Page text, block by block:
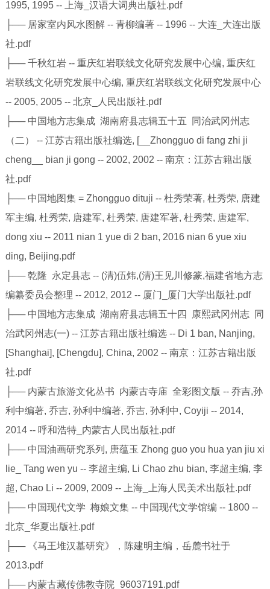
1995, 1995 -- 上海_汉语大词典出版社.pdf
├── 居家室内风水图解 -- 青柳编著 -- 1996 -- 大连_大连出版
社.pdf
├── 千秋红岩 -- 重庆红岩联线文化研究发展中心编, 重庆红
岩联线文化研究发展中心编, 重庆红岩联线文化研究发展中心
-- 2005, 2005 -- 北京_人民出版社.pdf
├── 中国地方志集成 湖南府县志辑五十五 同治武冈州志
（二） -- 江苏古籍出版社编选, [__Zhongguo di fang zhi ji
cheng__ bian ji gong -- 2002, 2002 -- 南京：江苏古籍出版
社.pdf
├── 中国地图集 = Zhongguo dituji -- 杜秀荣著, 杜秀荣, 唐建
军主编, 杜秀荣, 唐建军, 杜秀荣, 唐建军著, 杜秀荣, 唐建军,
dong xiu -- 2011 nian 1 yue di 2 ban, 2016 nian 6 yue xiu
ding, Beijing.pdf
├── 乾隆 永定县志 -- (清)伍炜,(清)王见川修篆,福建省地方志
编纂委员会整理 -- 2012, 2012 -- 厦门_厦门大学出版社.pdf
├── 中国地方志集成 湖南府县志辑五十四 康熙武冈州志 同
治武冈州志(一) -- 江苏古籍出版社编选 -- Di 1 ban, Nanjing,
[Shanghai], [Chengdu], China, 2002 -- 南京：江苏古籍出版
社.pdf
├── 内蒙古旅游文化丛书 内蒙古寺庙 全彩图文版 -- 乔吉,孙
利中编著, 乔吉, 孙利中编著, 乔吉, 孙利中, Coyiji -- 2014,
2014 -- 呼和浩特_内蒙古人民出版社.pdf
├── 中国油画研究系列, 唐蕴玉 Zhong guo you hua yan jiu xi
lie_ Tang wen yu -- 李超主编, Li Chao zhu bian, 李超主编, 李
超, Chao Li -- 2009, 2009 -- 上海_上海人民美术出版社.pdf
├── 中国现代文学 梅娘文集 -- 中国现代文学馆编 -- 1800 --
北京_华夏出版社.pdf
├── 《马王堆汉墓研究》，陈建明主编，岳麓书社于
2013.pdf
├── 内蒙古藏传佛教寺院_96037191.pdf